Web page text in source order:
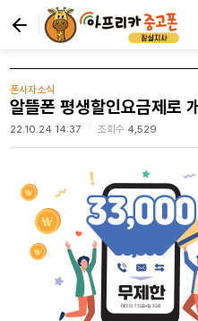
폰사자소식
알뜰폰 평생할인요금제로
22.10.24 14:37 조회수 4,529